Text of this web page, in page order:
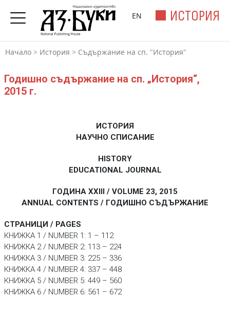
ИСТОРИЯ
EN
Начало > История > Съдържание на сп. "История"
Годишно съдържание на сп. „История“,
2015 г.
ИСТОРИЯ
НАУЧНО СПИСАНИЕ
HISTORY
EDUCATIONAL JOURNAL
ГОДИНА XXIII / VOLUME 23, 2015
ANNUAL CONTENTS / ГОДИШНО СЪДЪРЖАНИЕ
СТРАНИЦИ / PAGES
КНИЖКА 1 / NUMBER 1: 1 – 112
КНИЖКА 2 / NUMBER 2: 113 – 224
КНИЖКА 3 / NUMBER 3: 225 – 336
КНИЖКА 4 / NUMBER 4: 337 – 448
КНИЖКА 5 / NUMBER 5: 449 – 560
КНИЖКА 6 / NUMBER 6: 561 – 672